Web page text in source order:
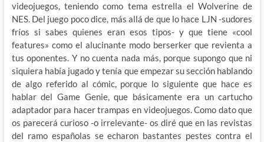
videojuegos, teniendo como tema estrella el Wolverine de
NES. Del juego poco dice, más allá de que lo hace LJN -sudores
fríos si sabes quienes eran esos tipos- y que tiene «cool
features» como el alucinante modo berserker que revienta a
tus oponentes. Y no cuenta nada más, porque supongo que ni
siquiera había jugado y tenía que empezar su sección hablando
de algo referido al cómic, porque lo siguiente que hace es
hablar del Game Genie, que básicamente era un cartucho
adaptador para hacer trampas en videojuegos. Como dato que
os parecerá curioso -o irrelevante- os diré que en las revistas
del ramo españolas se echaron bastantes pestes contra el